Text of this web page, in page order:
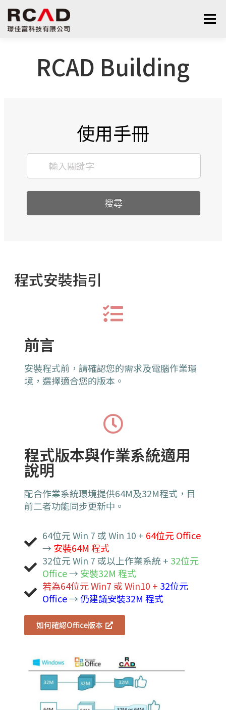
選單
算量服務
RCAD Building
使用手冊
搜尋
程式安裝指引
前言
安裝程式前，請確認您的需求及電腦作業環
境，選擇適合您的版本。
程式版本與作業系統適用
說明
配合作業系統環境提供64M及32M程式，目
前二者功能同步更新中。
64位元 Win 7 或 Win 10 + 64位元 Office
→ 安裝64M 程式
32位元 Win 7 或以上作業系統 + 32位元
Office→ 安裝32M 程式
若為64位元 Win7 或 Win10 + 32位元
Office→仍建議安裝32M 程式
如何確認Office版本